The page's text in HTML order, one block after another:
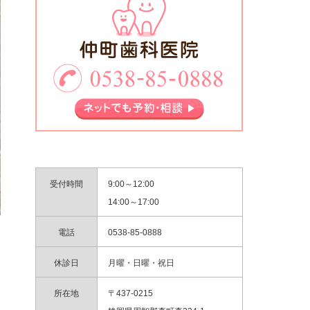
受付時間
9:00～12:00
14:00～17:00
電話 0538-85-0888
休診日 月曜・日曜・祝日
所在地
〒437-0215